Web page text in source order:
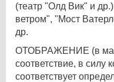
(театр "Олд Вик" и
ветром", "Мост
др.
ОТОБРАЖЕНИЕ (в
соответствие, в силу
соответствует